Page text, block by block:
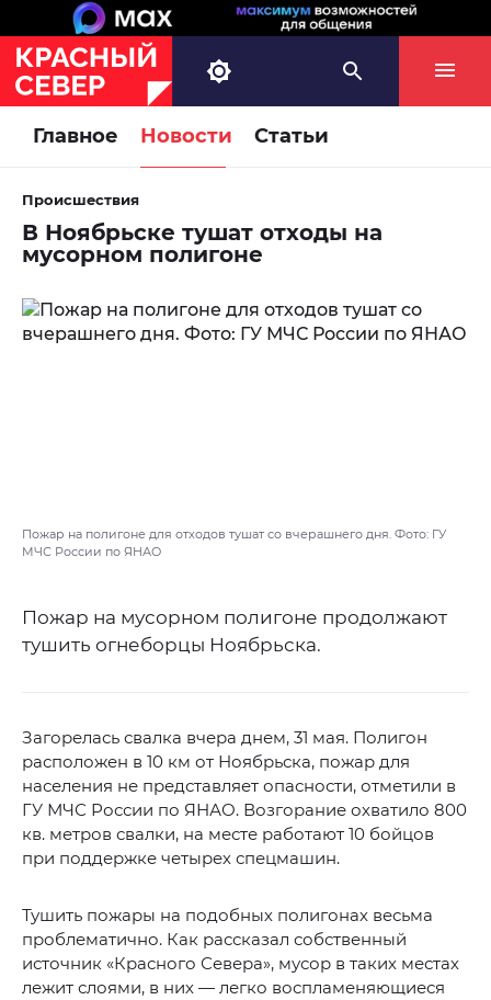
Главное Новости Статьи
Происшествия
В Ноябрьске тушат отходы на
мусорном полигоне
Пожар на полигоне для отходов тушат со вчерашнего дня. Фото: ГУ
МЧС России по ЯНАО
Пожар на мусорном полигоне продолжают
тушить огнеборцы Ноябрьска.
Загорелась свалка вчера днем, 31 мая. Полигон
расположен в 10 км от Ноябрьска, пожар для
населения не представляет опасности, отметили в
ГУ МЧС России по ЯНАО. Возгорание охватило 800
кв. метров свалки, на месте работают 10 бойцов
при поддержке четырех спецмашин.
Тушить пожары на подобных полигонах весьма
проблематично. Как рассказал собственный
источник «Красного Севера», мусор в таких местах
лежит слоями, в них — легко воспламеняющиеся